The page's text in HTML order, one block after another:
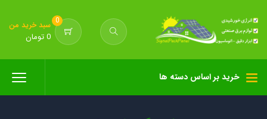
0 سبد خرید من
0 تومان
خرید بر اساس دسته ها